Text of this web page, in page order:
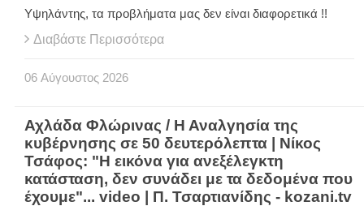
Υψηλάντης, τα προβλήματα μας δεν είναι διαφορετικά !!
Διαβάστε Περισσότερα
06 Αύγουστος 2026
Αχλάδα Φλώρινας / Η Αναλγησία της
κυβέρνησης σε 50 δευτερόλεπτα | Νίκος
Τσάφος: "Η εικόνα για ανεξέλεγκτη
κατάσταση, δεν συνάδει με τα δεδομένα που
έχουμε"... video | Π. Τσαρτιανίδης - kozani.tv